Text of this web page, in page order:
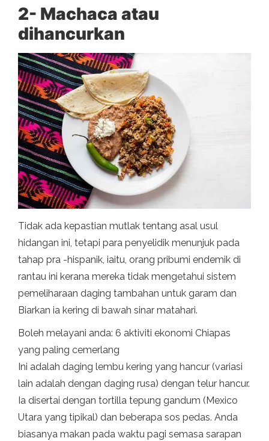
2- Machaca atau
dihancurkan
Tidak ada kepastian mutlak tentang asal usul
hidangan ini, tetapi para penyelidik menunjuk pada
tahap pra -hispanik, iaitu, orang pribumi endemik di
rantau ini kerana mereka tidak mengetahui sistem
pemeliharaan daging tambahan untuk garam dan
Biarkan ia kering di bawah sinar matahari.
Boleh melayani anda: 6 aktiviti ekonomi Chiapas
yang paling cemerlang
Ini adalah daging lembu kering yang hancur (variasi
lain adalah dengan daging rusa) dengan telur hancur.
Ia disertai dengan tortilla tepung gandum (Mexico
Utara yang tipikal) dan beberapa sos pedas. Anda
biasanya makan pada waktu pagi semasa sarapan